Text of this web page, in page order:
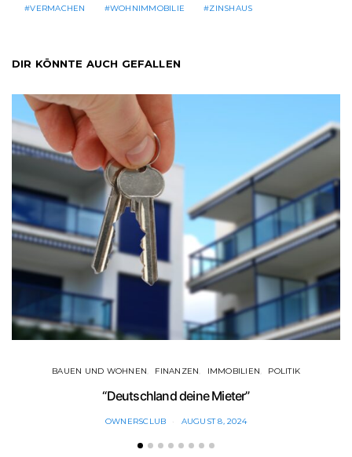
VERMACHEN
WOHNIMMOBILIE ZINSHAUS
DIR KÖNNTE AUCH GEFALLEN
BAUEN UND WOHNEN FINANZEN IMMOBILIEN POLITIK
“Deutschland deine Mieter”
OWNERSCLUB AUGUST 8, 2024